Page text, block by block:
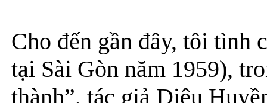
Cho đến gần đây, tôi tình
tại Sài Gòn năm 1959),
thành”, tác giả Diệu